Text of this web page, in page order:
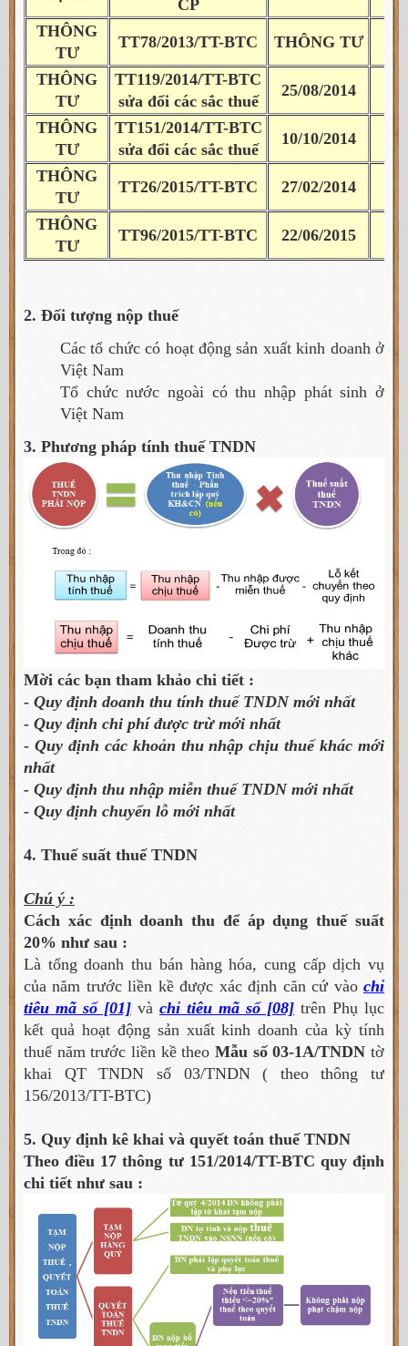
CP
THÔNG
TƯ
TT78/2013/TT-BTC THÔNG TƯ
THÔNG
TƯ
TT119/2014/TT-BTC
sửa đổi các sắc thuế
25/08/2014
THÔNG
TƯ
TT151/2014/TT-BTC
sửa đổi các sắc thuế
10/10/2014
THÔNG
TƯ
TT26/2015/TT-BTC 27/02/2014
THÔNG
TƯ
TT96/2015/TT-BTC 22/06/2015
2. Đối tượng nộp thuế
Các tổ chức có hoạt động sản xuất kinh doanh ở
Việt Nam
Tổ chức nước ngoài có thu nhập phát sinh ở
Việt Nam
3. Phương pháp tính thuế TNDN
Mời các bạn tham khảo chi tiết :
- Quy định doanh thu tính thuế TNDN mới nhất
- Quy định chi phí được trừ mới nhất
- Quy định các khoản thu nhập chịu thuế khác mới
nhất
- Quy định thu nhập miễn thuế TNDN mới nhất
- Quy định chuyển lỗ mới nhất
4. Thuế suất thuế TNDN
Chú ý :
Cách xác định doanh thu để áp dụng thuế suất
20% như sau :
Là tổng doanh thu bán hàng hóa, cung cấp dịch vụ
của năm trước liền kề được xác định căn cứ vào chỉ
tiêu mã số [01] và chỉ tiêu mã số [08] trên Phụ lục
kết quả hoạt động sản xuất kinh doanh của kỳ tính
thuế năm trước liền kề theo Mẫu số 03-1A/TNDN tờ
khai QT TNDN số 03/TNDN ( theo thông tư
156/2013/TT-BTC)
5. Quy định kê khai và quyết toán thuế TNDN
Theo điều 17 thông tư 151/2014/TT-BTC quy định
chi tiết như sau :